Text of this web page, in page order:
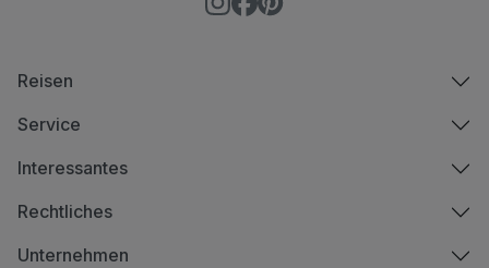
Reisen
Service
Interessantes
Rechtliches
Unternehmen